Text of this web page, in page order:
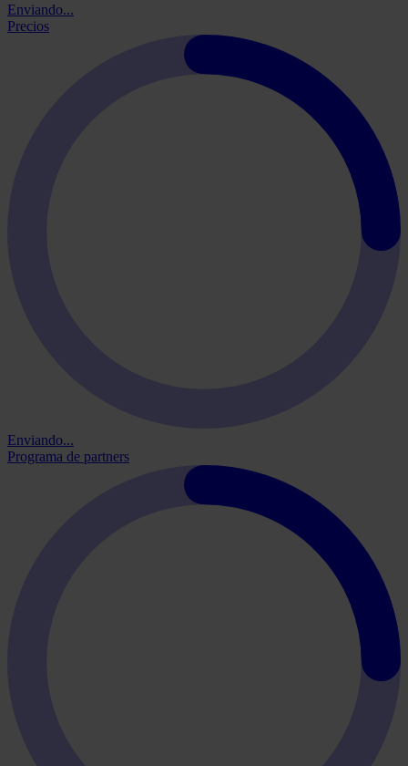
Enviando...
Precios
Enviando...
Programa de partners